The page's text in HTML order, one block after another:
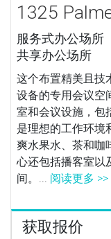
1325
服务式办公场所
共享办公场所
这个布置精美且技
设备的专用会议空
室和会议设施，包
是理想的工作环境
爽水果水、茶和咖
心还包括播客室以
间。... 阅读更多 >>
获取报价